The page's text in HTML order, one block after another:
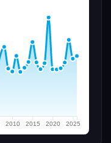
2010 2015 2020 2025